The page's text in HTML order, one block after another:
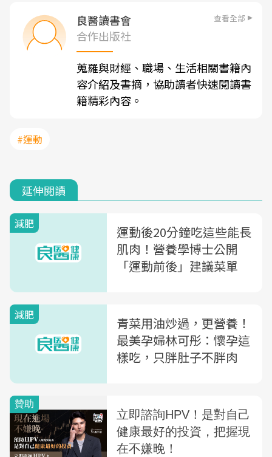
良醫讀書會 查看全部
合作出版社
蒐羅與財經、職場、生活相關書籍內
容介紹及書摘，協助讀者快速閱讀書
籍精彩內容。
#運動
延伸閱讀
減肥
運動後20分鐘吃這些能長
肌肉！營養學博士公開
「運動前後」建議菜單
減肥
青菜用油炒過，更營養！
最美孕婦林可彤：懷孕這
樣吃，只胖肚子不胖肉